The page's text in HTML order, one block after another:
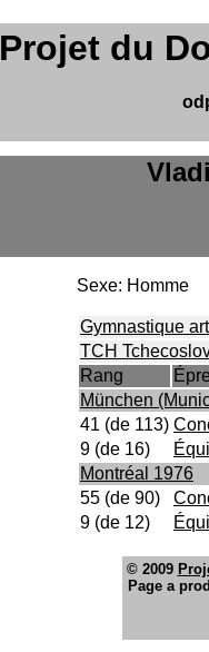
Projet du
Sexe: Homme
Gymnastique
TCH
Rang
München
41 (de 113)
9 (de 16)
Montréal 1976
55 (de 90)
9 (de 12)
© 2009
Page a